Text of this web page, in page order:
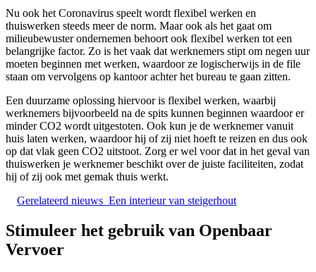
Nu ook het Coronavirus speelt wordt flexibel werken en
thuiswerken steeds meer de norm. Maar ook als het gaat om
milieubewuster ondernemen behoort ook flexibel werken tot een
belangrijke factor. Zo is het vaak dat werknemers stipt om negen uur
moeten beginnen met werken, waardoor ze logischerwijs in de file
staan om vervolgens op kantoor achter het bureau te gaan zitten.
Een duurzame oplossing hiervoor is flexibel werken, waarbij
werknemers bijvoorbeeld na de spits kunnen beginnen waardoor er
minder CO2 wordt uitgestoten. Ook kun je de werknemer vanuit
huis laten werken, waardoor hij of zij niet hoeft te reizen en dus ook
op dat vlak geen CO2 uitstoot. Zorg er wel voor dat in het geval van
thuiswerken je werknemer beschikt over de juiste faciliteiten, zodat
hij of zij ook met gemak thuis werkt.
Gerelateerd nieuws Een interieur van steigerhout
Stimuleer het gebruik van Openbaar
Vervoer